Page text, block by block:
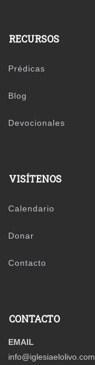
RECURSOS
Prédicas
Blog
Devocionales
VISÍTENOS
Calendario
Donar
Contacto
CONTACTO
EMAIL
info@iglesiaelolivo.com